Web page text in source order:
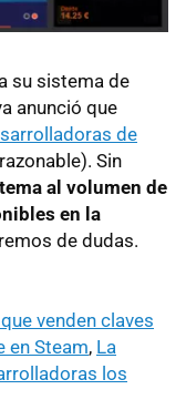
su sistema de
anunció que
de
Sin
al volumen de
en la
de dudas.
venden claves
en Steam, La
los